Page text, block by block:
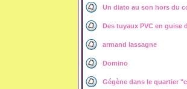
Un diato au son hors du
Des tuyaux PVC en guise
armand lassagne
Domino
Gégène dans le quartier